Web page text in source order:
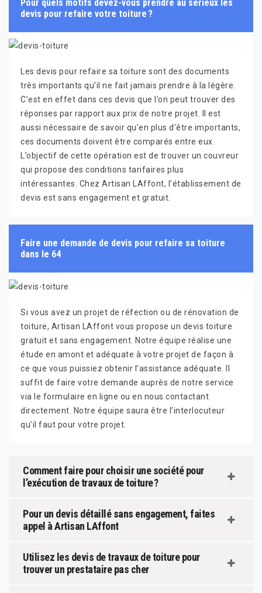
Pour quels motifs devez-vous prendre au sérieux les
devis pour refaire votre toiture ?
Les devis pour refaire sa toiture sont des documents
très importants qu’il ne fait jamais prendre à la légère.
C’est en effet dans ces devis que l’on peut trouver des
réponses par rapport aux prix de notre projet. Il est
aussi nécessaire de savoir qu’en plus d’être importants,
ces documents doivent être comparés entre eux.
L’objectif de cette opération est de trouver un couvreur
qui propose des conditions tarifaires plus
intéressantes. Chez Artisan LAffont, l’établissement de
devis est sans engagement et gratuit.
Faire une demande de devis pour refaire sa toiture
dans le 64
Si vous avez un projet de réfection ou de rénovation de
toiture, Artisan LAffont vous propose un devis toiture
gratuit et sans engagement. Notre équipe réalise une
étude en amont et adéquate à votre projet de façon à
ce que vous puissiez obtenir l’assistance adéquate. Il
suffit de faire votre demande auprès de notre service
via le formulaire en ligne ou en nous contactant
directement. Notre équipe saura être l’interlocuteur
qu’il faut pour votre projet.
Comment faire pour choisir une société pour
l’exécution de travaux de toiture ?
Pour un devis détaillé sans engagement, faites
appel à Artisan LAffont
Utilisez les devis de travaux de toiture pour
trouver un prestataire pas cher